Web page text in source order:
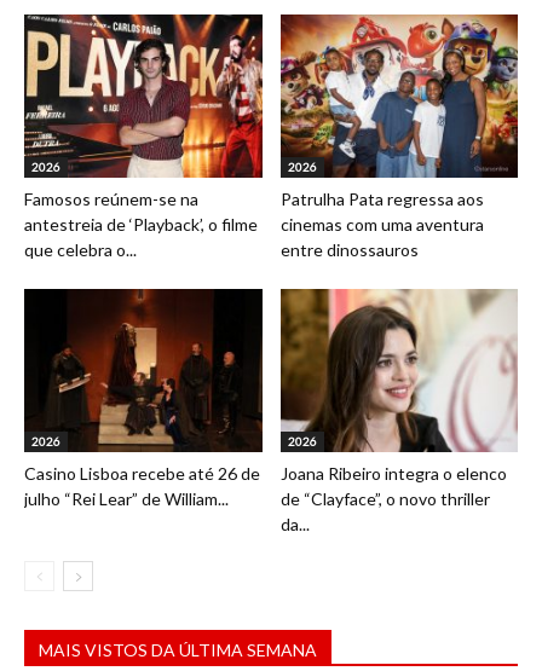
2026
Famosos reúnem-se na
antestreia de ‘Playback’, o filme
que celebra o...
2026
Patrulha Pata regressa aos
cinemas com uma aventura
entre dinossauros
2026
Casino Lisboa recebe até 26 de
julho “Rei Lear” de William...
2026
Joana Ribeiro integra o elenco
de “Clayface”, o novo thriller
da...
MAIS VISTOS DA ÚLTIMA SEMANA